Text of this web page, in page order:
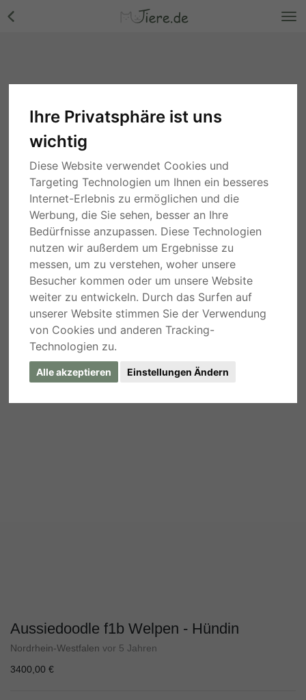
Ihre Privatsphäre ist uns
wichtig
Diese Website verwendet Cookies und
Targeting Technologien um Ihnen ein besseres
Internet-Erlebnis zu ermöglichen und die
Werbung, die Sie sehen, besser an Ihre
Bedürfnisse anzupassen. Diese Technologien
nutzen wir außerdem um Ergebnisse zu
messen, um zu verstehen, woher unsere
Besucher kommen oder um unsere Website
weiter zu entwickeln. Durch das Surfen auf
unserer Website stimmen Sie der Verwendung
von Cookies und anderen Tracking-
Technologien zu.
Alle akzeptieren Einstellungen Ändern
Aussiedoodle f1b Welpen - Hündin
Nordrhein-Westfalen vor 5 Jahren
3400,00 €